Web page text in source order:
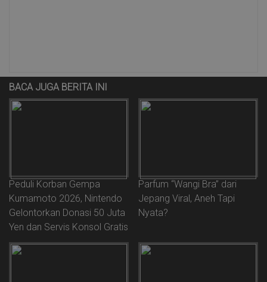
BACA JUGA BERITA INI
Peduli Korban Gempa
Kumamoto 2026, Nintendo
Gelontorkan Donasi 50 Juta
Yen dan Servis Konsol Gratis
Parfum “Wangi Bra” dari
Jepang Viral, Aneh Tapi
Nyata?